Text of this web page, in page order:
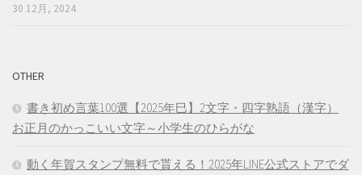
30 12月, 2024
OTHER
書き初め言葉100選【2025年巳】2文字・四字熟語（漢字）
お正月のかっこいい文字～小学生のひらがな
動く年賀スタンプ無料で貰える！2025年LINE公式ストアでダ